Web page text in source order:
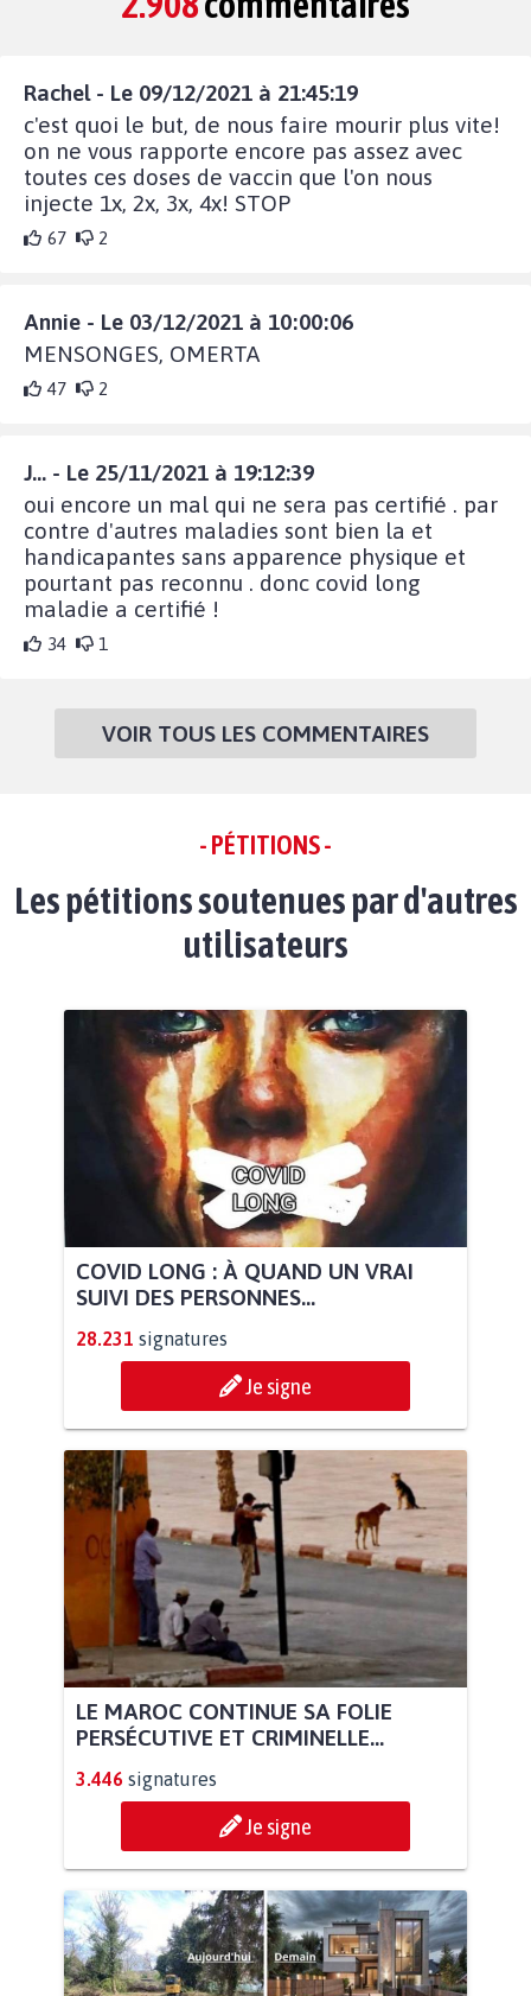
Rachel - Le 09/12/2021 à 21:45:19
c'est quoi le but, de nous faire mourir plus vite!
on ne vous rapporte encore pas assez avec
toutes ces doses de vaccin que l'on nous
injecte 1x, 2x, 3x, 4x! STOP
67 2
Annie - Le 03/12/2021 à 10:00:06
MENSONGES, OMERTA
47 2
J... - Le 25/11/2021 à 19:12:39
oui encore un mal qui ne sera pas certifié . par
contre d'autres maladies sont bien la et
handicapantes sans apparence physique et
pourtant pas reconnu . donc covid long
maladie a certifié !
34 1
VOIR TOUS LES COMMENTAIRES
- PÉTITIONS -
Les pétitions soutenues par d'autres
utilisateurs
COVID LONG : À QUAND UN VRAI
SUIVI DES PERSONNES...
28.231 signatures
Je signe
LE MAROC CONTINUE SA FOLIE
PERSÉCUTIVE ET CRIMINELLE...
3.446 signatures
Je signe